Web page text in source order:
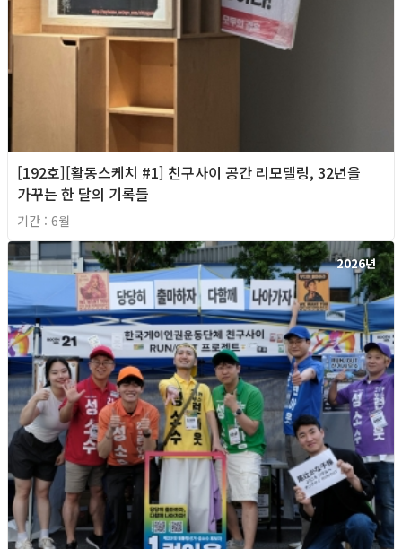
[192호][활동스케치 #1] 친구사이 공간 리모델링, 32년을
가꾸는 한 달의 기록들
기간 : 6월
2026년